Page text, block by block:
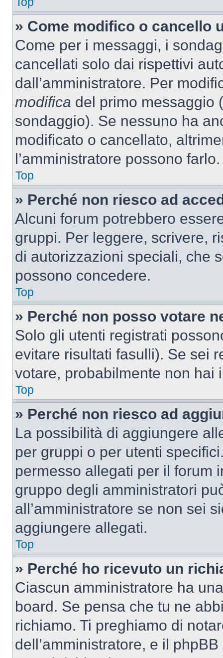
» Come modifico o cancello
Come per i messaggi, i
cancellati solo dai rispettivi
dall’amministratore. Per
modifica del primo messaggio
sondaggio). Se nessuno ha
modificato o cancellato,
l’amministratore possono farlo.
Top
» Perché non riesco ad
Alcuni forum potrebbero
gruppi. Per leggere, scrivere,
di autorizzazioni speciali, che
possono concedere.
Top
» Perché non posso votare
Solo gli utenti registrati
evitare risultati fasulli). Se sei
votare, probabilmente non hai
Top
» Perché non riesco ad
La possibilità di aggiungere
per gruppi o per utenti
permesso allegati per il forum
gruppo degli amministratori
all’amministratore se non sei
aggiungere allegati.
Top
» Perché ho ricevuto un
Ciascun amministratore ha
board. Se pensa che tu ne
richiamo. Ti preghiamo di
dell’amministratore, e il